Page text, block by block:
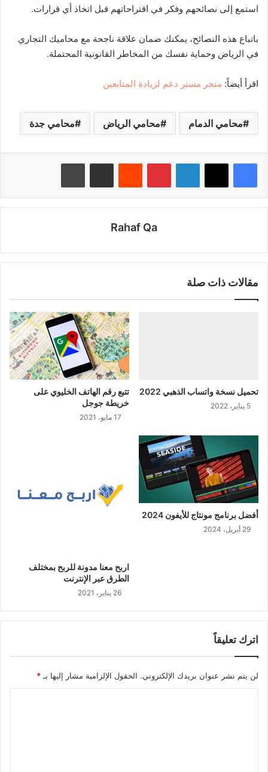
استمع إلى نصائحهم وفكر في اقتراحاتهم قبل اتخاذ أي قرارات.
باتباع هذه النصائح، يمكنك ضمان علاقة ناجحة مع محاميك التجاري
في الرياض وحماية نفسك من المخاطر القانونية المحتملة.
اقرأ أيضاً: متجر مستر دعم لزيادة المتابعين
محامي الدمام محامي الرياض محامي جدة
لينكدإن بينتيريست
Rahaf Qa
مقالات ذات صلة
تحميل نسخة واتساب الذهبي 2022
5 يناير، 2022
تتبع رقم الهاتف الخليوي على
خريطة جوجل
17 مايو، 2021
أفضل برنامج مونتاج للأيفون 2024
29 أبريل، 2024
اربح معنا مدونة للربح بمختلف
الطرق عبر الإنترنت
26 يناير، 2021
اترك تعليقاً
لن يتم نشر عنوان بريدك الإلكتروني. الحقول الإلزامية مشار إليها بـ *